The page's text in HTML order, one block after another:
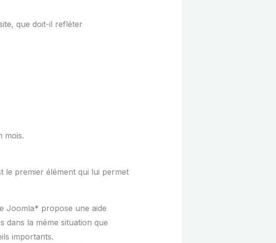
que doit-il refléter
mois.
le premier élément qui lui permet
Joomla* propose une aide
dans la même situation que
importants.